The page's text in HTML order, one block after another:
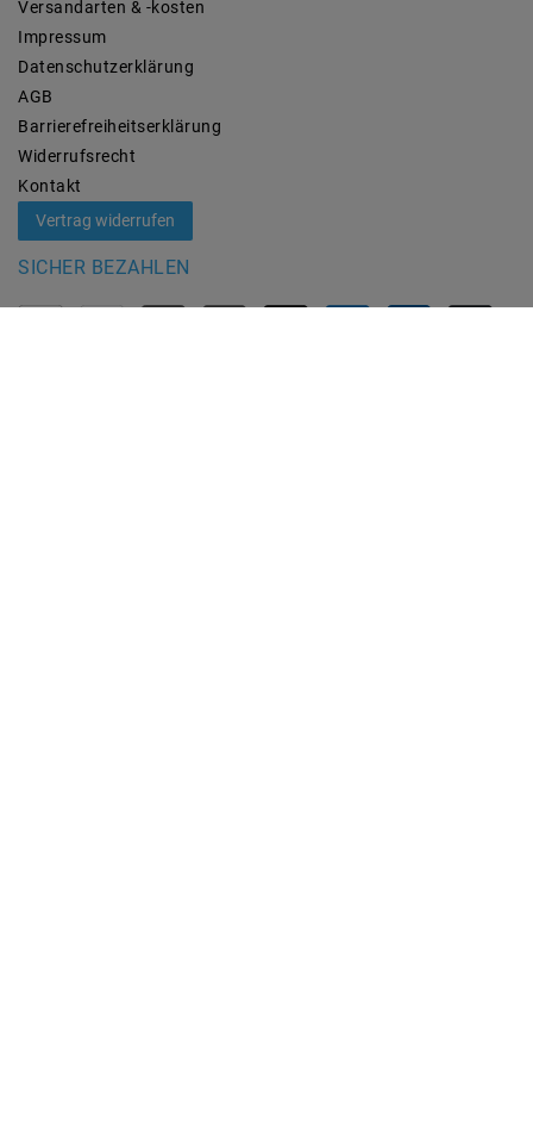
Versandarten & -kosten
Impressum
Daten­schutz­erklärung
AGB
Barrierefreiheitserklärung
Widerrufs­recht
Kontakt
Vertrag widerrufen
SICHER BEZAHLEN